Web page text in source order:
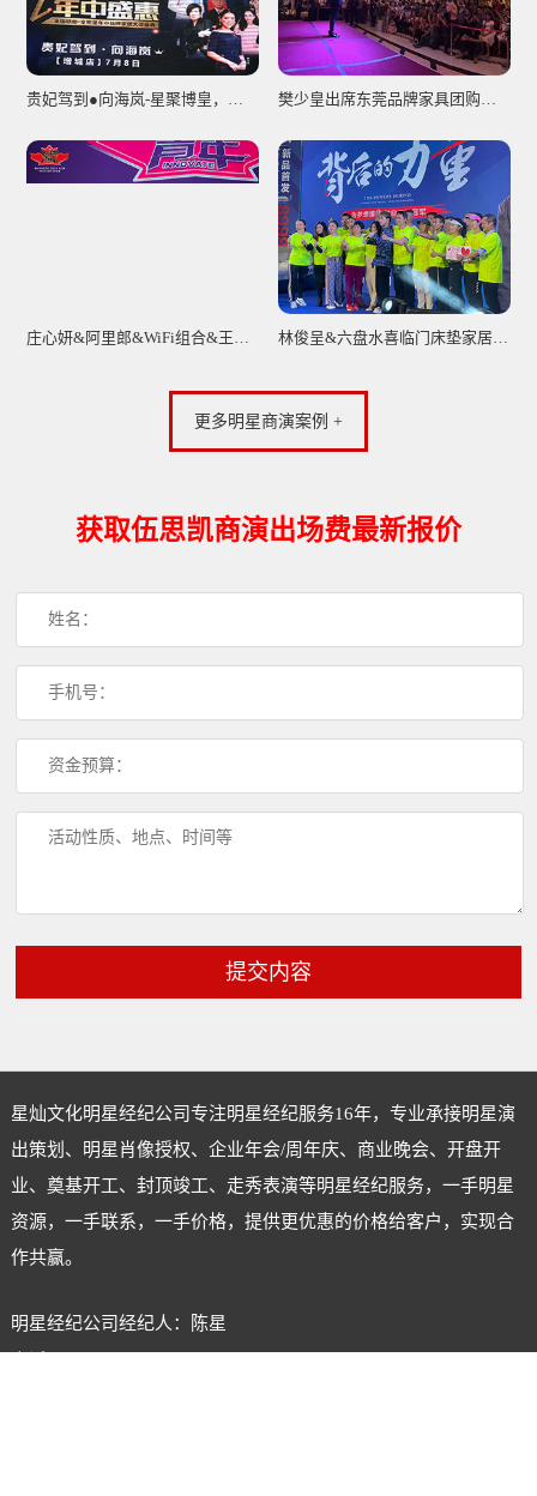
庄心妍&阿里郎&WiFi组合&王赫野出席玛帕萨2023秋冬新品发布会 林俊呈&六盘水喜临门床垫家居签售会圆满落幕
更多明星商演案例 +
获取伍思凯商演出场费最新报价
提交内容
星灿文化明星经纪公司专注明星经纪服务16年，专业承接明星演
出策划、明星肖像授权、企业年会/周年庆、商业晚会、开盘开
业、奠基开工、封顶竣工、走秀表演等明星经纪服务，一手明星
资源，一手联系，一手价格，提供更优惠的价格给客户，实现合
作共赢。
明星经纪公司经纪人：陈星